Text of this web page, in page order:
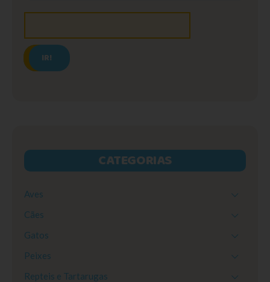
IR!
CATEGORIAS
Aves
Cães
Gatos
Peixes
Repteis e Tartarugas